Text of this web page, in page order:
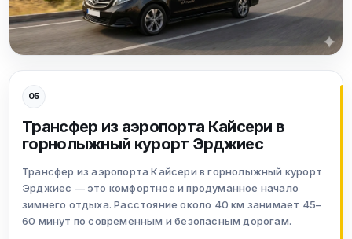
05
Трансфер из аэропорта Кайсери в
горнолыжный курорт Эрджиес
Трансфер из аэропорта Кайсери в горнолыжный курорт
Эрджиес — это комфортное и продуманное начало
зимнего отдыха. Расстояние около 40 км занимает 45–
60 минут по современным и безопасным дорогам.